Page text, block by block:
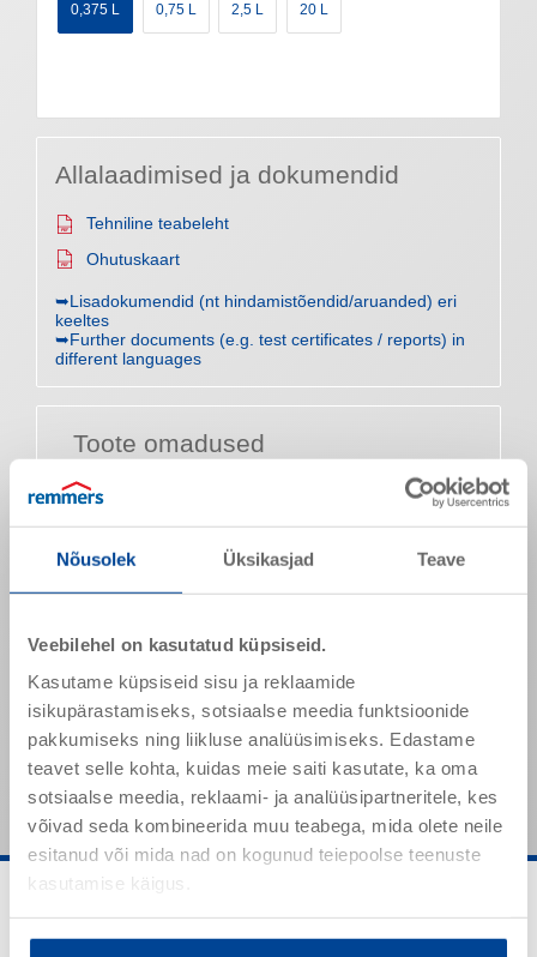
Nõusolek Üksikasjad Teave
Veebilehel on kasutatud küpsiseid.
Kasutame küpsiseid sisu ja reklaamide
isikupärastamiseks, sotsiaalse meedia funktsioonide
pakkumiseks ning liikluse analüüsimiseks. Edastame
teavet selle kohta, kuidas meie saiti kasutate, ka oma
sotsiaalse meedia, reklaami- ja analüüsipartneritele, kes
võivad seda kombineerida muu teabega, mida olete neile
esitanud või mida nad on kogunud teiepoolse teenuste
kasutamise käigus.
0,375 L 0,75 L 2,5 L 20 L
Allalaadimised ja dokumendid
Tehniline teabeleht
Ohutuskaart
➥Lisadokumendid (nt hindamistõendid/aruanded) eri
keeltes
➥Further documents (e.g. test certificates / reports) in
different languages
Toote omadused
Sideaine
4)
Nimetatud väärtused on tüüpilised tooteomadused ja need
ei ole siduvate toote spetsifikatsioonidena mõistetavad.